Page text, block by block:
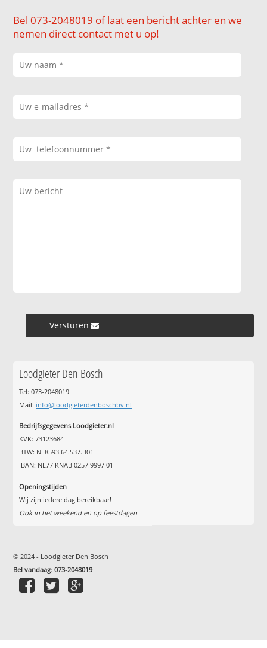
Bel 073-2048019 of laat een bericht achter en we
nemen direct contact met u op!
Versturen »
Loodgieter Den Bosch
Tel: 073-2048019
Mail: info@loodgieterdenboschbv.nl
Bedrijfsgegevens Loodgieter.nl
KVK: 73123684
BTW: NL8593.64.537.B01
IBAN: NL77 KNAB 0257 9997 01
Openingstijden
Wij zijn iedere dag bereikbaar!
Ook in het weekend en op feestdagen
© 2024 - Loodgieter Den Bosch
Bel vandaag:073-2048019